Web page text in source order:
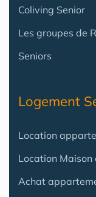
Coliving Senior
Les groupes de
Seniors
Logement
Location
Location Maison
Achat